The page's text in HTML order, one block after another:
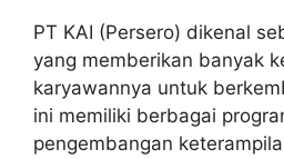
PT KAI (Persero) dikenal
yang memberikan banyak
karyawannya untuk
ini memiliki berbagai
pengembangan